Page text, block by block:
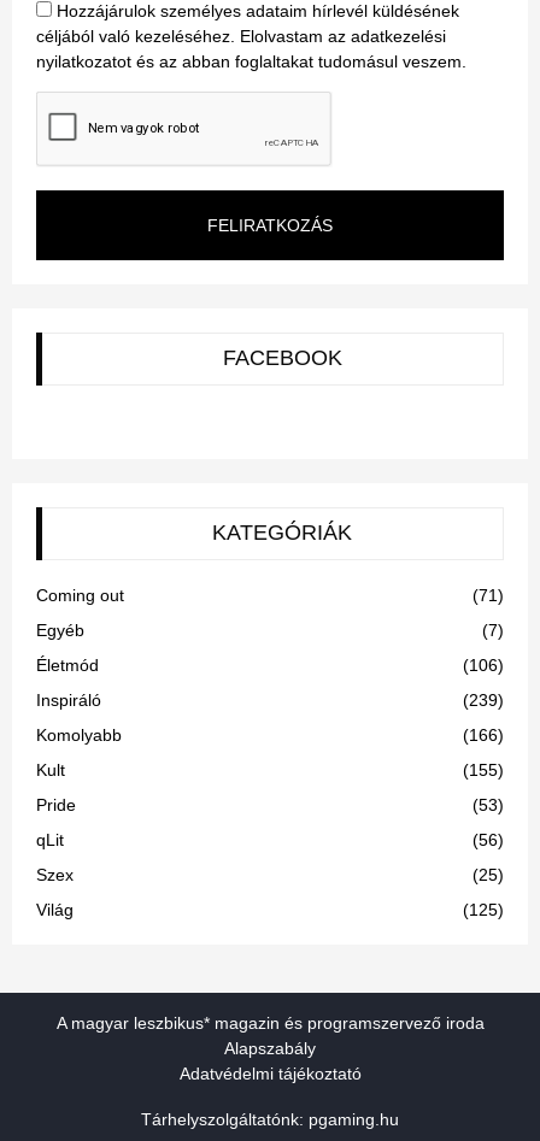
Hozzájárulok személyes adataim hírlevél küldésének
céljából való kezeléséhez. Elolvastam az adatkezelési
nyilatkozatot és az abban foglaltakat tudomásul veszem.
FELIRATKOZÁS
FACEBOOK
KATEGÓRIÁK
Coming out
(71)
Egyéb
(7)
Életmód
(106)
Inspiráló
(239)
Komolyabb
(166)
Kult
(155)
Pride
(53)
qLit
(56)
Szex
(25)
Világ
(125)
A magyar leszbikus* magazin és programszervező iroda
Alapszabály
Adatvédelmi tájékoztató
Tárhelyszolgáltatónk: pgaming.hu